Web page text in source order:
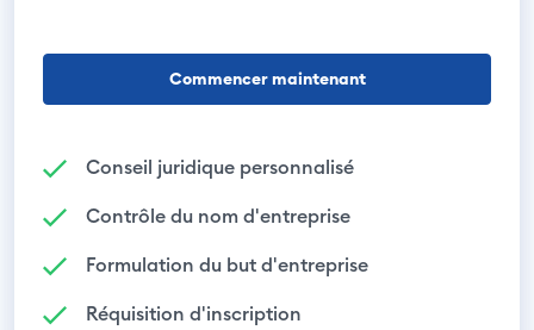
Commencer maintenant
Conseil juridique personnalisé
Contrôle du nom d'entreprise
Formulation du but d'entreprise
Réquisition d'inscription